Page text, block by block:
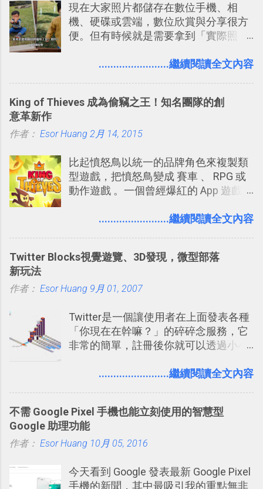
戶 。 2017/3 新增 ： Sortd for Slack：
改造 Slack 討論串介面變成專案任務排
程看板
規劃自助旅行路線！ Google 「我的地
圖」在規劃自助旅行路線時可以解決許
多問題： 國外地點名稱地址常常難懂，
稱。 在規劃路線之外，自訂地圖還能補
時帶來好心情，二方面事後就是最好的
享合作，讓彼此都能在手機上查看這次
現在大家照片都儲存在數位手機、相
機、硬碟或雲端，數位欣賞與分享很方
便。但有時候就是需要拿到「實際照
要製作家庭相框 用照片來當小禮物 把照
片？而且最好能不花時間、立即拿到、
（或是沒有好的印表機），又不想跑照
提供了印照片的服務 ，而且價格不貴，
可以立即拿到，操作流程也十分簡單。
之前我在電腦玩物分享過：「 不需買印
方便教學 」。這篇文章則從印照片出
........................繼續閱讀全文內容
King of Thieves 成為偷竊之王！知名團隊的創
意革新作
作者： Esor Huang 2月 14, 2015
比起憤怒鳥以統一的品牌角色來複製類
型遊戲，把憤怒鳥變成 賽車 、 RPG 或
動作遊戲 。一個曾經爆紅的 App 遊戲開
次推出另外一個足以撼動市場，並且有
是另外一款非常知名系列作「 Cut the
ZeptoLab ，在玩了幾個割繩子變形後，
品：「 King of Thieves 」，這是一款
玩法與眾不同的 PVP 偷竊對戰遊戲 。
........................繼續閱讀全文內容
Twitter Blocks視覺遊覽、3D發現，微型部落
新玩法
作者： Esor Huang 9月 01, 2007
Twitter是一個讓使用者在上面發表各種
「你現在在幹嘛？」的碎碎念服務，它
非常的簡單，註冊後你就可以透過小小
文，你可以真的在上面說明你在做什
牢騷，或許你也想要透過Twitter來詢問
什麼事情。各式各樣被發表的
「twitter」會像資訊之河一樣在首頁、
不管是採用什麼樣的方式利用Twitter，
沒有人會有意見，這是我覺得Twitter很
........................繼續閱讀全文內容
不需 Google Pixel 手機也能立刻使用的智慧型
Google 助理功能
作者： Esor Huang 10月 05, 2016
今天看到 Google 發表最新 Google Pixel
手機的新聞，其中最吸引我的重點無非